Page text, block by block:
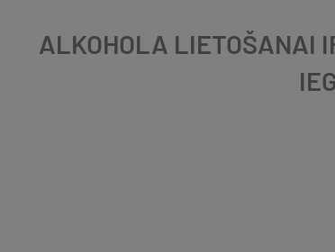
ALKOHOLA LIETOŠANAI